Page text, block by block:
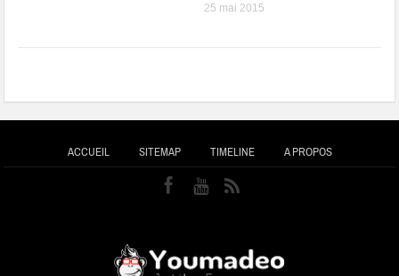
25 mai 2015
ACCUEIL SITEMAP TIMELINE A PROPOS